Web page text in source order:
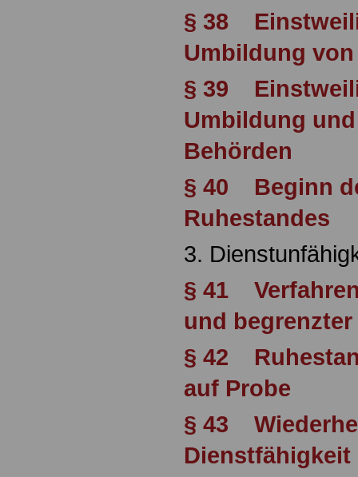
§ 38
Umbildung
§ 39
Umbildung
Behörden
§ 40 Beginn
Ruhestandes
3.
§ 41
und
§ 42
auf Probe
§ 43
Dienstfähigkeit